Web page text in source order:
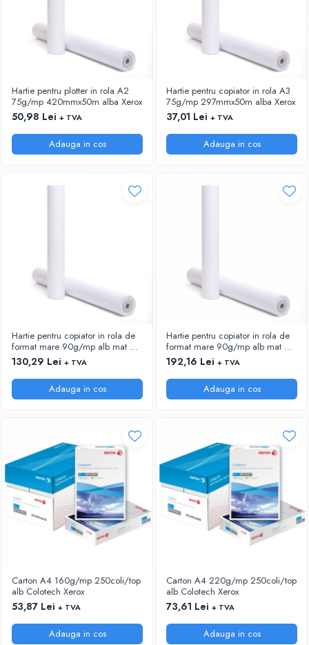
Hartie pentru plotter in rola A2
75g/mp 420mmx50m alba Xerox
50,98 Lei + TVA
Adauga in cos
Hartie pentru copiator in rola A3
75g/mp 297mmx50m alba Xerox
37,01 Lei + TVA
Adauga in cos
Hartie pentru copiator in rola de
format mare 90g/mp alb mat HP
Bright White C6035A 24"
(610mm)x45,7m
130,29 Lei + TVA
Adauga in cos
Hartie pentru copiator in rola de
format mare 90g/mp alb mat HP
Bright White C6036A 36"
(914mm)x45,7m
192,16 Lei + TVA
Adauga in cos
Carton A4 160g/mp 250coli/top
alb Colotech Xerox
53,87 Lei + TVA
Adauga in cos
Carton A4 220g/mp 250coli/top
alb Colotech Xerox
73,61 Lei + TVA
Adauga in cos